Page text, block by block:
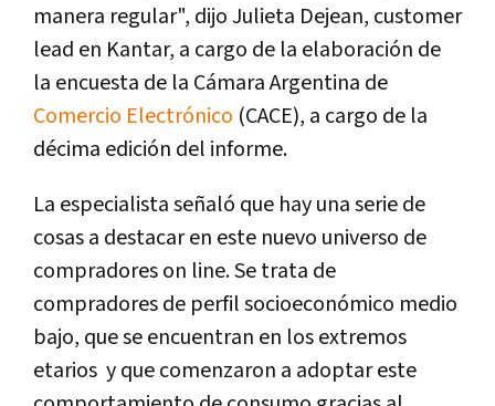
manera regular", dijo Julieta Dejean, customer
lead en Kantar, a cargo de la elaboración de
la encuesta de la Cámara Argentina de
Comercio Electrónico (CACE), a cargo de la
décima edición del informe.
La especialista señaló que hay una serie de
cosas a destacar en este nuevo universo de
compradores on line. Se trata de
compradores de perfil socioeconómico medio
bajo, que se encuentran en los extremos
etarios y que comenzaron a adoptar este